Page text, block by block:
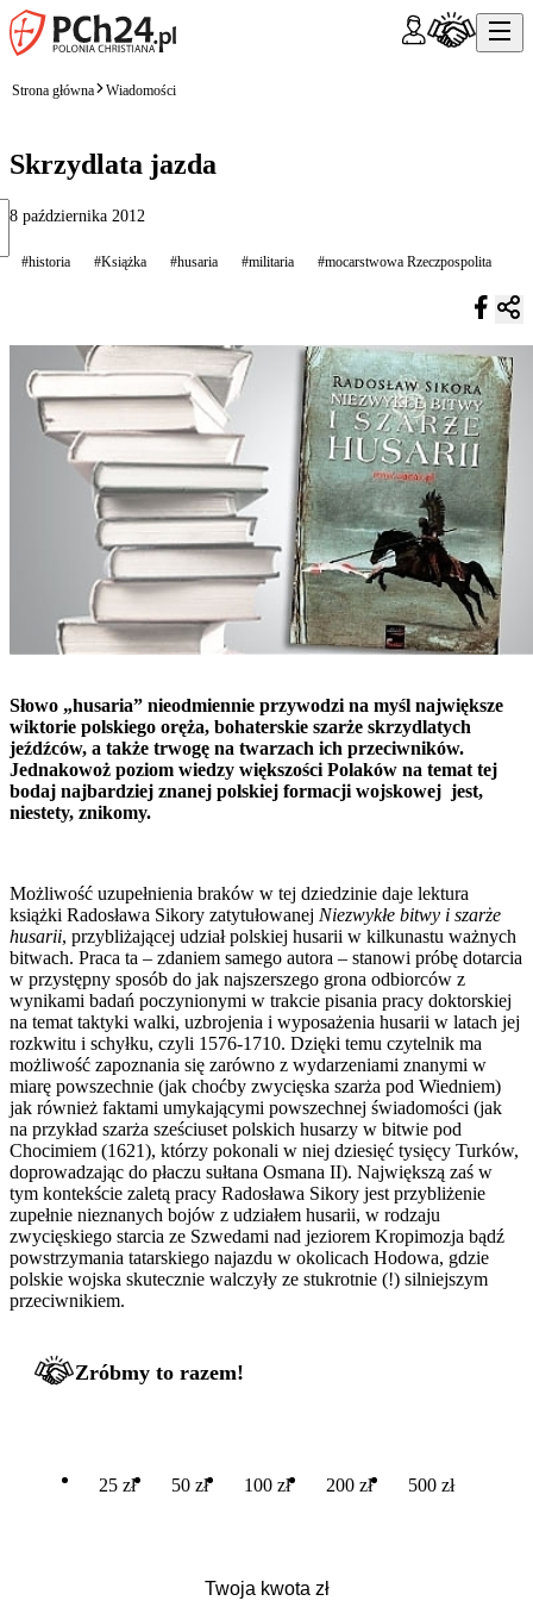
Strona główna Wiadomości
Skrzydlata jazda
8 października 2012
#historia #Książka #husaria #militaria #mocarstwowa Rzeczpospolita
Słowo „husaria” nieodmiennie przywodzi na myśl największe
wiktorie polskiego oręża, bohaterskie szarże skrzydlatych
jeźdźców, a także trwogę na twarzach ich przeciwników.
Jednakowoż poziom wiedzy większości Polaków na temat tej
bodaj najbardziej znanej polskiej formacji wojskowej jest,
niestety, znikomy.
Możliwość uzupełnienia braków w tej dziedzinie daje lektura
książki Radosława Sikory zatytułowanej Niezwykłe bitwy i szarże
husarii, przybliżającej udział polskiej husarii w kilkunastu ważnych
bitwach. Praca ta – zdaniem samego autora – stanowi próbę dotarcia
w przystępny sposób do jak najszerszego grona odbiorców z
wynikami badań poczynionymi w trakcie pisania pracy doktorskiej
na temat taktyki walki, uzbrojenia i wyposażenia husarii w latach jej
rozkwitu i schyłku, czyli 1576-1710. Dzięki temu czytelnik ma
możliwość zapoznania się zarówno z wydarzeniami znanymi w
miarę powszechnie (jak choćby zwycięska szarża pod Wiedniem)
jak również faktami umykającymi powszechnej świadomości (jak
na przykład szarża sześciuset polskich husarzy w bitwie pod
Chocimiem (1621), którzy pokonali w niej dziesięć tysięcy Turków,
doprowadzając do płaczu sułtana Osmana II). Największą zaś w
tym kontekście zaletą pracy Radosława Sikory jest przybliżenie
zupełnie nieznanych bojów z udziałem husarii, w rodzaju
zwycięskiego starcia ze Szwedami nad jeziorem Kropimozja bądź
powstrzymania tatarskiego najazdu w okolicach Hodowa, gdzie
polskie wojska skutecznie walczyły ze stukrotnie (!) silniejszym
przeciwnikiem.
Zróbmy to razem!
25 zł 50 zł 100 zł 200 zł 500 zł